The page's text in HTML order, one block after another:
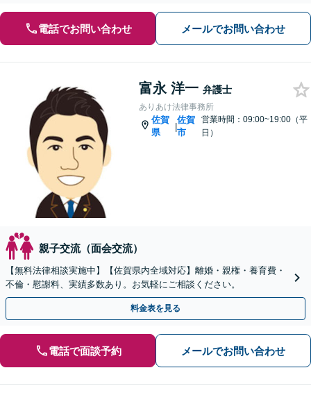
電話でお問い合わせ メールでお問い合わせ
富永 洋一 弁護士
ありあけ法律事務所
佐賀
県
|
佐賀
市
営業時間：09:00~19:00（平
日）
親子交流（面会交流）
【無料法律相談実施中】【佐賀県内全域対応】離婚・親権・養育費・
不倫・慰謝料、実績多数あり。お気軽にご相談ください。
料金表を見る
電話で面談予約 メールでお問い合わせ